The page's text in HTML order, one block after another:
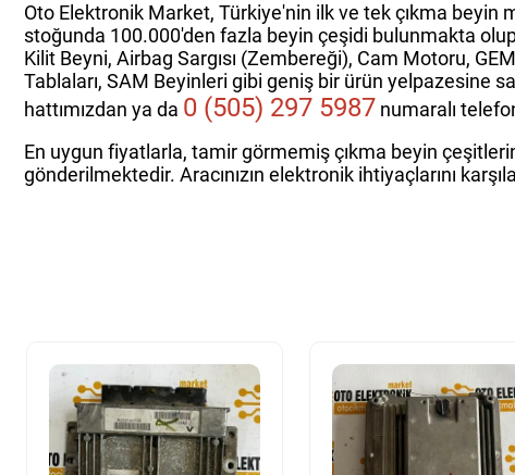
Oto Elektronik Market, Türkiye'nin ilk ve tek çıkma beyin
stoğunda 100.000'den fazla beyin çeşidi bulunmakta
Kilit Beyni, Airbag Sargısı (Zembereği), Cam Motoru,
Tablaları, SAM Beyinleri gibi geniş bir ürün yelpazesine
hattımızdan ya da 0 (505) 297 5987 numaralı
En uygun fiyatlarla, tamir görmemiş çıkma beyin
gönderilmektedir. Aracınızın elektronik ihtiyaçlarını